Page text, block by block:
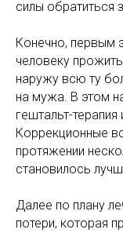
силы обратиться
Конечно, первым
человеку
наружу всю ту
на мужа. В этом
гештальт-
Коррекционные
протяжении
становилось
Далее по плану
потери, которая